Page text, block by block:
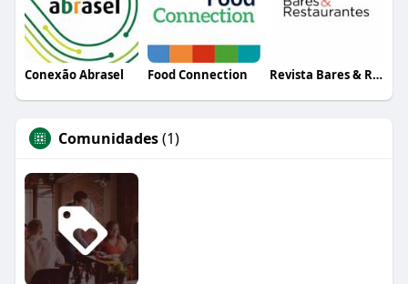
Conexão Abrasel Food Connection Revista Bares & Restaurantes
Comunidades(1)